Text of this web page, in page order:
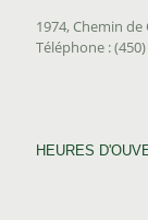
1974, Chemin
Téléphone : (450)
HEURES